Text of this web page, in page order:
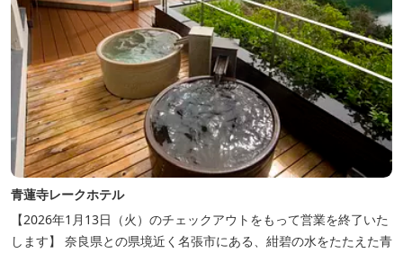
青蓮寺レークホテル
【2026年1月13日（火）のチェックアウトをもって営業を終了いた
します】 奈良県との県境近く名張市にある、紺碧の水をたたえた青